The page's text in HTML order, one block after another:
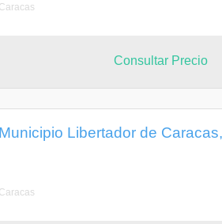
Consultar Precio
Libertador de